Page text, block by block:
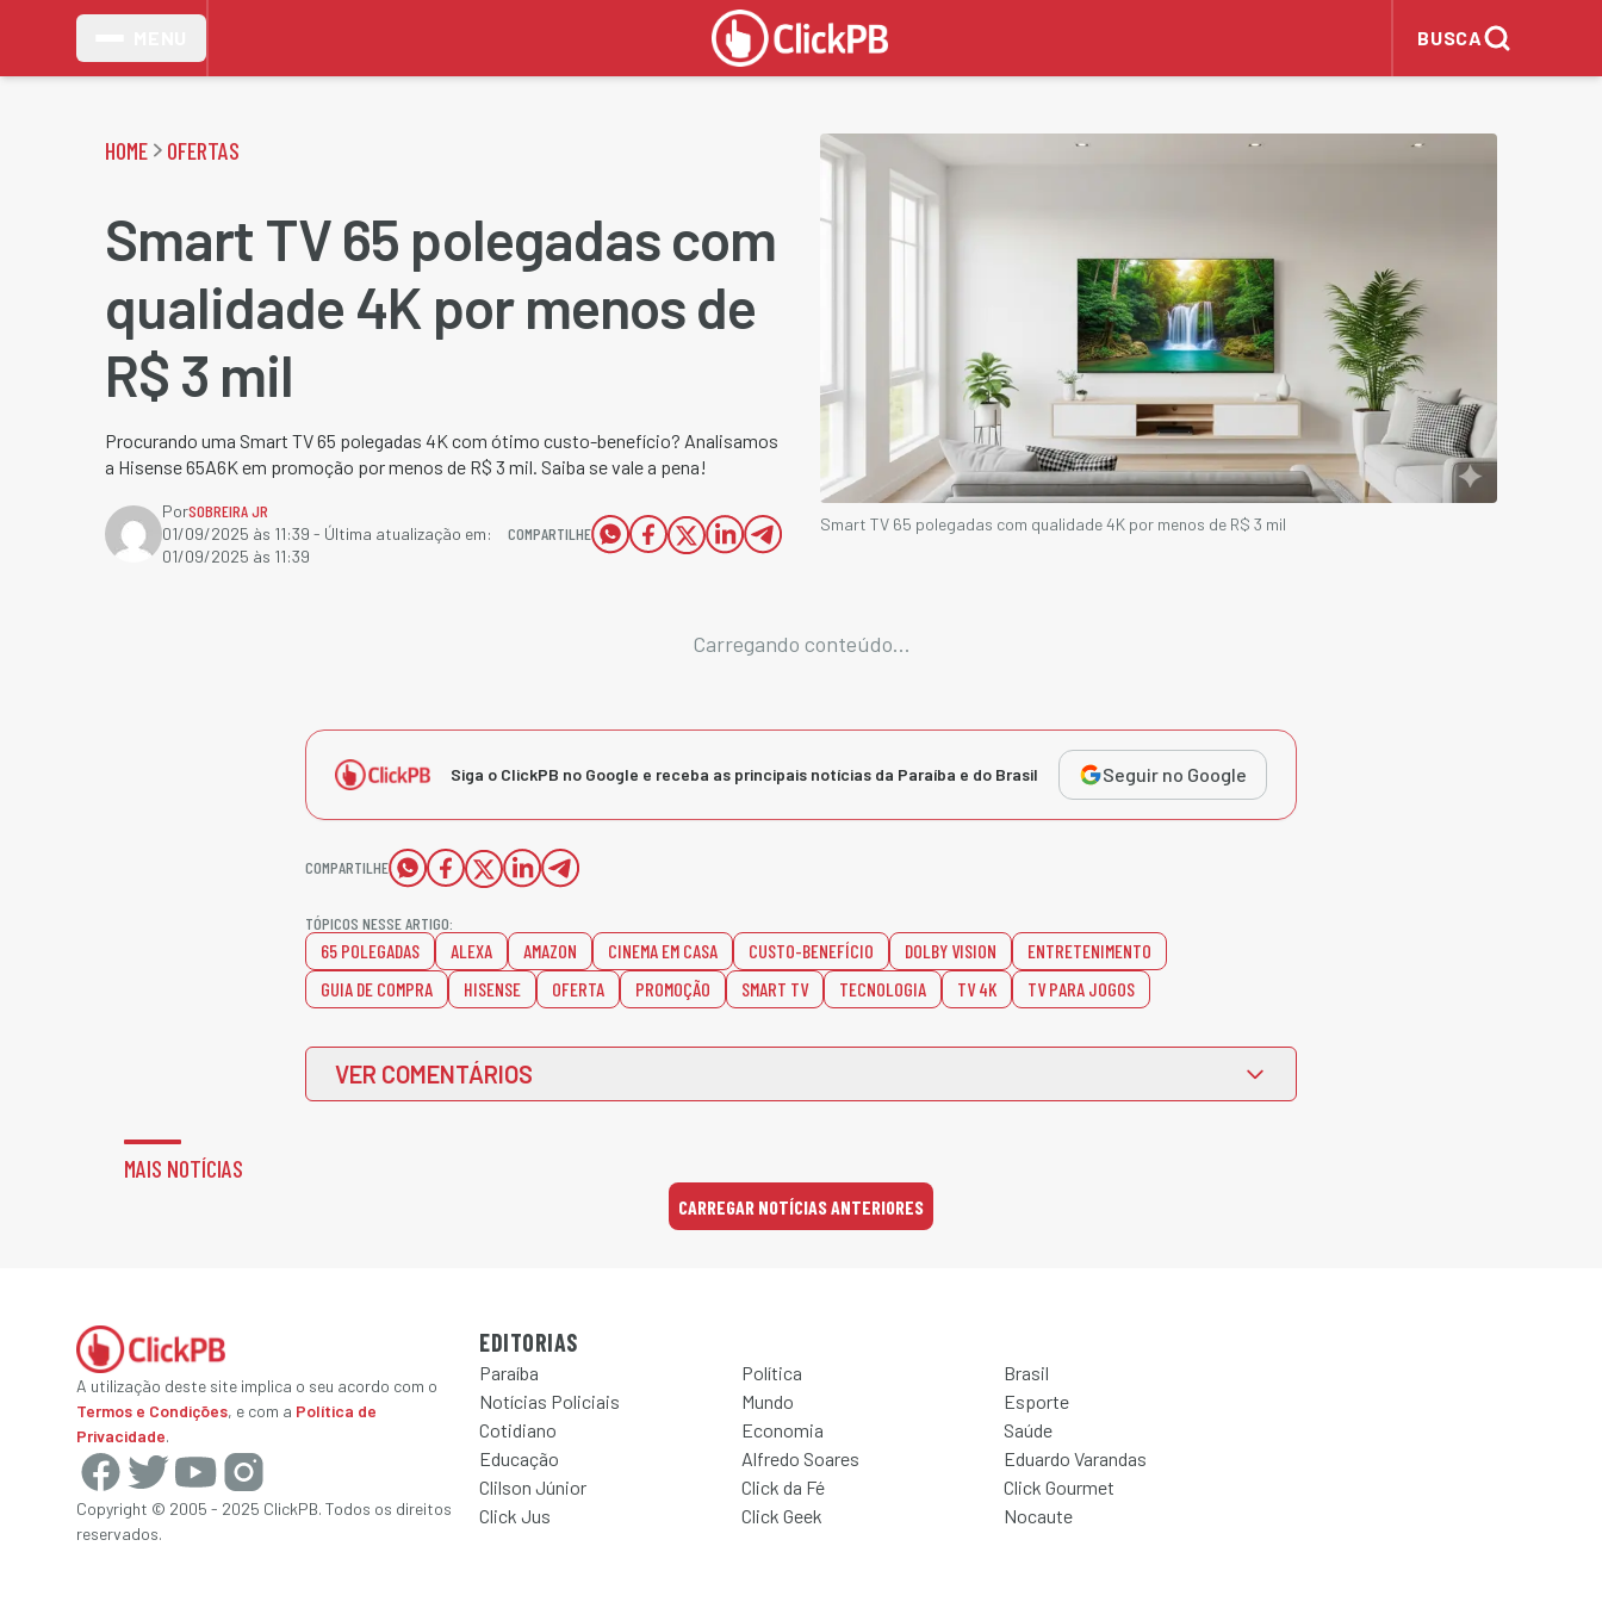
BUSCA
HOME OFERTAS
Smart TV 65 polegadas com
qualidade 4K por menos de
R$ 3 mil
Procurando uma Smart TV 65 polegadas 4K com ótimo custo-benefício? Analisamos
a Hisense 65A6K em promoção por menos de R$ 3 mil. Saiba se vale a pena!
PorSOBREIRA JR
01/09/2025 às 11:39 - Última atualização em:
01/09/2025 às 11:39
COMPARTILHE Smart TV 65 polegadas com qualidade 4K por menos de R$ 3 mil
Carregando conteúdo...
Siga o ClickPB no Google e receba as principais notícias da Paraíba e do Brasil Seguir no Google
COMPARTILHE
TÓPICOS NESSE ARTIGO:
65 POLEGADAS ALEXA AMAZON CINEMA EM CASA CUSTO-BENEFÍCIO DOLBY VISION
ENTRETENIMENTO
GUIA DE COMPRA
HISENSE OFERTA PROMOÇÃO SMART TV TECNOLOGIA TV 4K TV PARA JOGOS
VER COMENTÁRIOS
MAIS NOTÍCIAS
CARREGAR NOTÍCIAS ANTERIORES
A utilização deste site implica o seu acordo com o
Termos e Condições, e com a Política de
Privacidade.
Copyright © 2005 - 2025 ClickPB. Todos os direitos
reservados.
EDITORIAS
Paraíba Política
Brasil
Notícias Policiais
Mundo
Esporte
Cotidiano
Economia
Saúde
Educação
Alfredo Soares
Eduardo Varandas
Clilson Júnior
Click da Fé
Click Gourmet
Click Jus
Click Geek Nocaute